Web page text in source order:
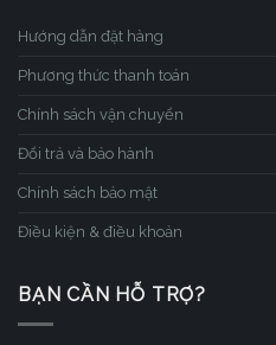
Hướng dẫn đặt hàng
Phương thức thanh toán
Chính sách vận chuyển
Đổi trả và bảo hành
Chính sách bảo mật
Điều kiện & điều khoản
BẠN CẦN HỖ TRỢ?